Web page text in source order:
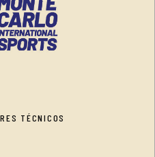
TÉCNICOS